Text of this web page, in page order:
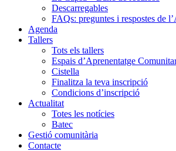
Descarregables
FAQs: preguntes i respostes de
Agenda
Tallers
Tots els tallers
Espais d’Aprenentatge
Cistella
Finalitza la teva inscripció
Condicions d’inscripció
Actualitat
Totes les notícies
Batec
Gestió comunitària
Contacte